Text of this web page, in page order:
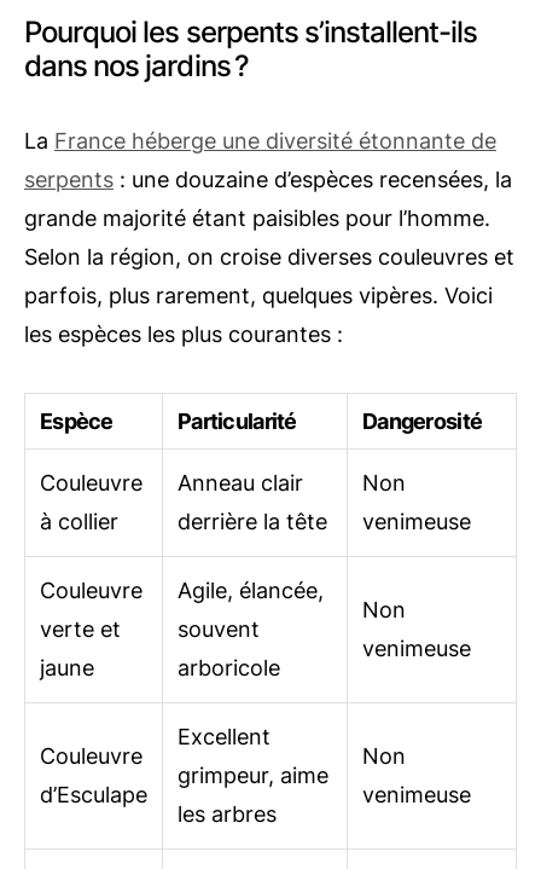
Pourquoi les serpents s’installent-ils
dans nos jardins ?
La France héberge une diversité étonnante de
serpents : une douzaine d’espèces recensées, la
grande majorité étant paisibles pour l’homme.
Selon la région, on croise diverses couleuvres et
parfois, plus rarement, quelques vipères. Voici
les espèces les plus courantes :
Espèce Particularité Dangerosité
Couleuvre
à collier
Anneau clair
derrière la tête
Non
venimeuse
Couleuvre
verte et
jaune
Agile, élancée,
souvent
arboricole
Non
venimeuse
Couleuvre
d’Esculape
Excellent
grimpeur, aime
les arbres
Non
venimeuse